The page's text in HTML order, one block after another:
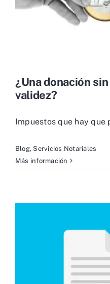
¿Una donación
validez?
Impuestos que hay que
Blog, Servicios Notariales
Más información